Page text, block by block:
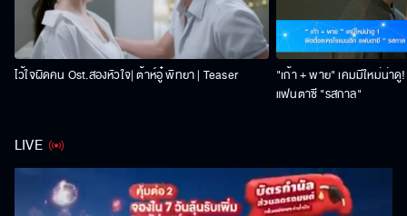
ไว้ใจผิดคน Ost.สองหัวใจ| ต้าห์อู๋ พิทยา | Teaser
"เก้า + พาย" เคมมีใหม่น่า
แฟนตาซี "รสกาล"
LIVE